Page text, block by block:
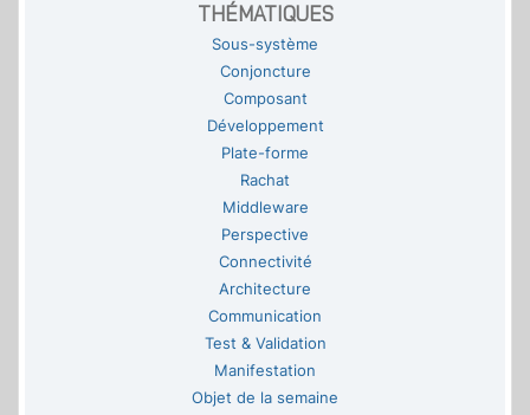
THÉMATIQUES
Sous-système
Conjoncture
Composant
Développement
Plate-forme
Rachat
Middleware
Perspective
Connectivité
Architecture
Communication
Test & Validation
Manifestation
Objet de la semaine